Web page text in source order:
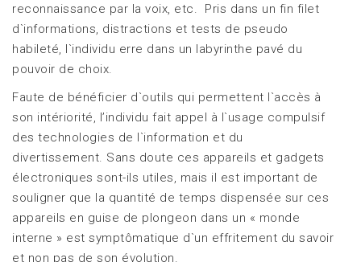
reconnaissance par la voix, etc. Pris dans un fin filet
d`informations, distractions et tests de pseudo
habileté, l`individu erre dans un labyrinthe pavé du
pouvoir de choix.
Faute de bénéficier d`outils qui permettent l`accès à
son intériorité, l’individu fait appel à l`usage compulsif
des technologies de l`information et du
divertissement. Sans doute ces appareils et gadgets
électroniques sont-ils utiles, mais il est important de
souligner que la quantité de temps dispensée sur ces
appareils en guise de plongeon dans un « monde
interne » est symptômatique d`un effritement du savoir
et non pas de son évolution.